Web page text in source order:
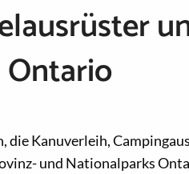
Kanuverleih,
und Nationalparks